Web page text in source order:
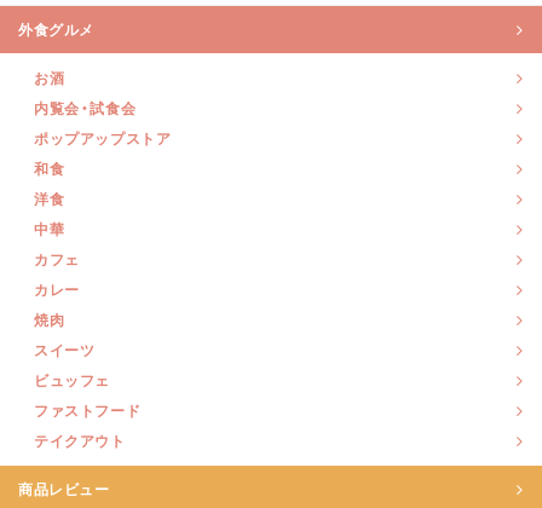
外食グルメ
お酒
内覧会・試食会
ポップアップストア
和食
洋食
中華
カフェ
カレー
焼肉
スイーツ
ビュッフェ
ファストフード
テイクアウト
商品レビュー